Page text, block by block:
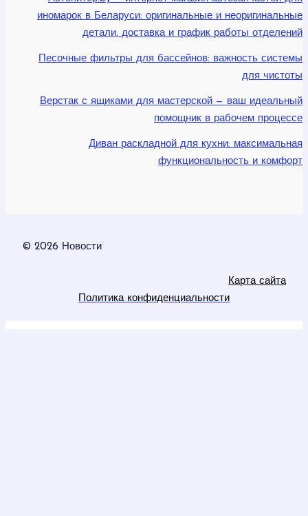
иномарок в Беларуси: оригинальные и неоригинальные
детали, доставка и график работы отделений
Песочные фильтры для бассейнов: важность системы
для чистоты
Верстак с ящиками для мастерской — ваш идеальный
помощник в рабочем процессе
Диван раскладной для кухни: максимальная
функциональность и комфорт
© 2026 Новости
Карта сайта
Политика конфиденциальности